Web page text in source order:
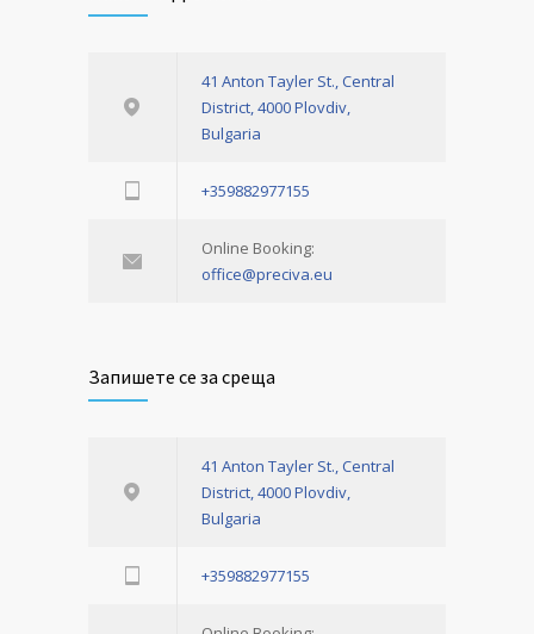
41 Anton Tayler St., Central
District, 4000 Plovdiv,
Bulgaria
+359882977155
Online Booking:
office@preciva.eu
Запишете се за среща
41 Anton Tayler St., Central
District, 4000 Plovdiv,
Bulgaria
+359882977155